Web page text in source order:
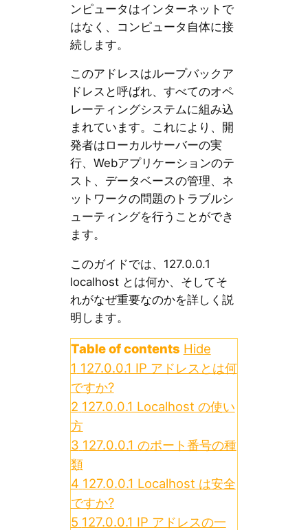
ンピュータはインターネットで
はなく、コンピュータ自体に接
続します。
このアドレスはループバックア
ドレスと呼ばれ、すべてのオペ
レーティングシステムに組み込
まれています。これにより、開
発者はローカルサーバーの実
行、Webアプリケーションのテ
スト、データベースの管理、ネ
ットワークの問題のトラブルシ
ューティングを行うことができ
ます。
このガイドでは、127.0.0.1
localhost とは何か、そしてそ
れがなぜ重要なのかを詳しく説
明します。
Table of contents Hide
1 127.0.0.1 IP アドレスとは何
ですか?
2 127.0.0.1 Localhost の使い
方
3 127.0.0.1 のポート番号の種
類
4 127.0.0.1 Localhost は安全
ですか?
5 127.0.0.1 IP アドレスの一